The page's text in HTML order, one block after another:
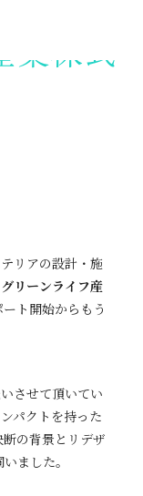
業株式
リアの設計・施
グリーンライフ産
ト開始からもう
させて頂いてい
パクトを持った
の背景とリデザ
ました。